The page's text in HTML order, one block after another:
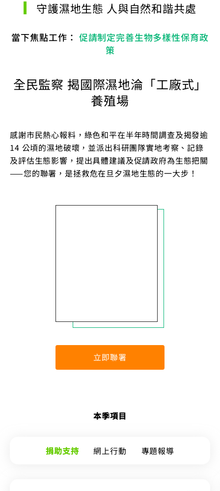
守護濕地生態 人與自然和諧共處
當下焦點工作： 促請制定完善生物多樣性保育政
策
全民監察 揭國際濕地淪「工廠式」
養殖場
感謝市民熱心報料，綠色和平在半年時間調查及揭發逾
14 公頃的濕地破壞，並派出科研團隊實地考察、記錄
及評估生態影響，提出具體建議及促請政府為生態把關
——您的聯署，是拯救危在旦夕濕地生態的一大步！
立即聯署
本季項目
捐助支持 網上行動 專題報導